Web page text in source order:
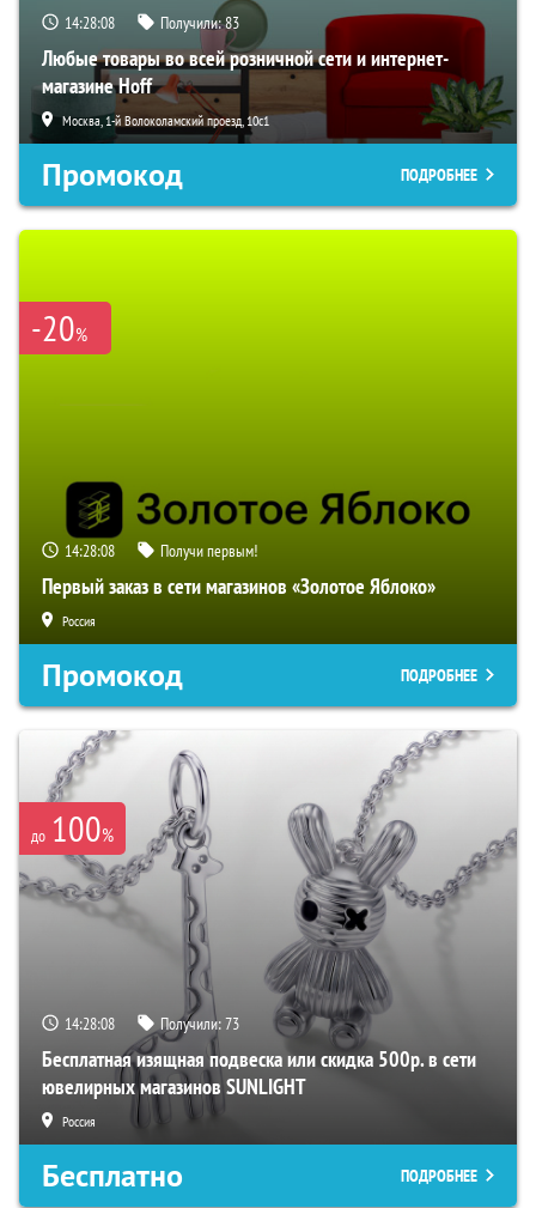
14:28:07 Получили:83
Любые товары во всей розничной сети и интернет-
магазине Hoff
Москва, 1-й Волоколамский проезд, 10с1
Промокод ПОДРОБНЕЕ
-20%
14:28:07 Получи первым!
Первый заказ в сети магазинов «Золотое Яблоко»
Россия
Промокод ПОДРОБНЕЕ
до 100%
14:28:07 Получили:73
Бесплатная изящная подвеска или скидка 500р. в сети
ювелирных магазинов SUNLIGHT
Россия
Бесплатно ПОДРОБНЕЕ